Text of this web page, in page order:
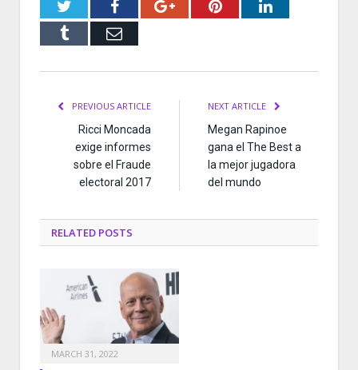
TwitterFacebookGoogle+PinterestLinkedIn
Tumblr Email
PREVIOUS ARTICLE
Ricci Moncada
exige informes
sobre el Fraude
electoral 2017
NEXT ARTICLE
Megan Rapinoe
gana el The Best a
la mejor jugadora
del mundo
RELATED POSTS
MARCH 31, 2022